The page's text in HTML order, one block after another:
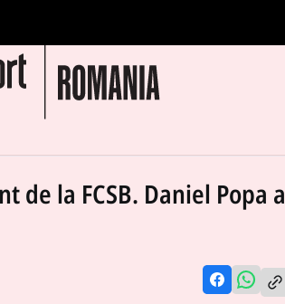
la FCSB. Daniel Popa a